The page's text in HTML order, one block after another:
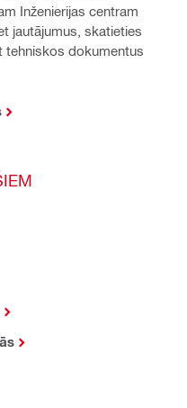
Inženierijas centram
jautājumus, skatieties
tehniskos dokumentus